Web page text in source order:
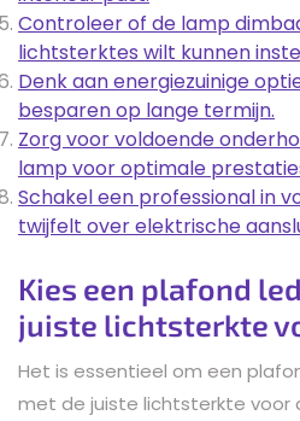
Controleer of de lamp
lichtsterktes wilt kunnen
Denk aan energiezuinige
besparen op lange termijn.
Zorg voor voldoende
lamp voor optimale
Schakel een professional in
twijfelt over elektrische
Kies een plafond
juiste lichtsterkte
Het is essentieel om een
met de juiste lichtsterkte voor